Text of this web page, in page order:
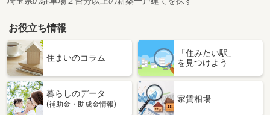
お役立ち情報
住まいのコラム
「住みたい駅」
を見つけよう
暮らしのデータ
(補助金・助成金情報)
家賃相場